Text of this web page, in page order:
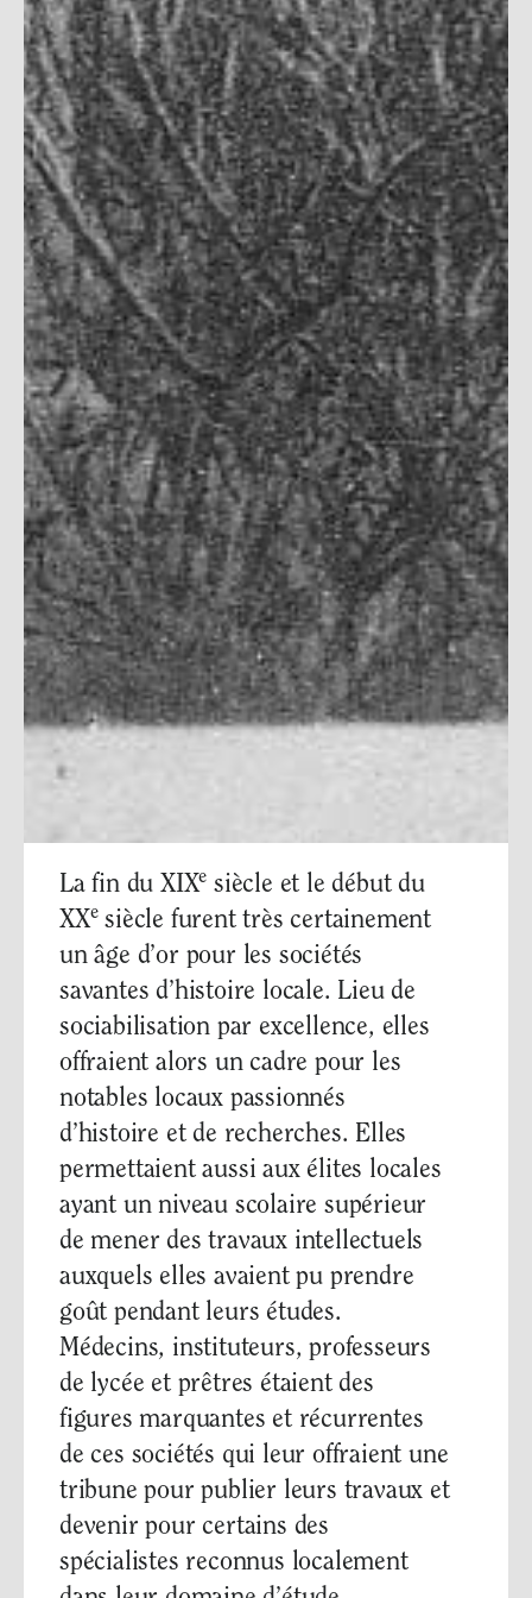
La fin du XIXe siècle et le début du
XXesiècle furent très certainement
un âge d’or pour les sociétés
savantes d’histoire locale. Lieu de
sociabilisation par excellence, elles
offraient alors un cadre pour les
notables locaux passionnés
d’histoire et de recherches. Elles
permettaient aussi aux élites locales
ayant un niveau scolaire supérieur
de mener des travaux intellectuels
auxquels elles avaient pu prendre
goût pendant leurs études.
Médecins, instituteurs, professeurs
de lycée et prêtres étaient des
figures marquantes et récurrentes
de ces sociétés qui leur offraient une
tribune pour publier leurs travaux et
devenir pour certains des
spécialistes reconnus localement